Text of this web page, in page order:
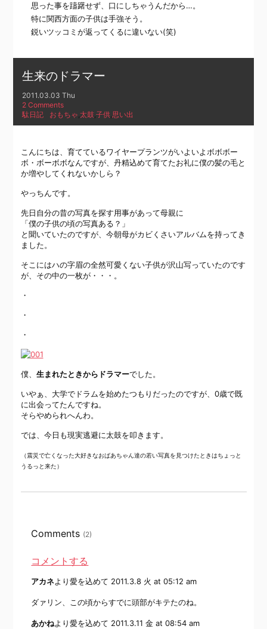
思った事を躊躇せず、口にしちゃうんだから…。
特に関西方面の子供は手強そう。
鋭いツッコミが返ってくるに違いない(笑)
生来のドラマー
2011.03.03 Thu
2 Comments
駄日記
おもちゃ,太鼓,子供,思い出
こんにちは、育てているワイヤープランツがいよいよボボボー
ボ・ボーボボなんですが、丹精込めて育てたお礼に僕の髪の毛と
か増やしてくれないかしら？
やっちんです。
先日自分の昔の写真を探す用事があって母親に
「僕の子供の頃の写真ある？」
と聞いていたのですが、今朝母がカビくさいアルバムを持ってき
ました。
そこにはハの字眉の全然可愛くない子供が沢山写っていたのです
が、その中の一枚が・・・。
・
・
・
僕、 生まれたときからドラマーでした。
いやぁ、大学でドラムを始めたつもりだったのですが、0歳で既
に出会ってたんですね。
そらやめられへんわ。
では、今日も現実逃避に太鼓を叩きます。
（震災で亡くなった大好きなおばあちゃん達の若い写真を見つけたときはちょっと
うるっと来た）
Comments (2)
コメントする
アカネより愛を込めて 2011.3.8 火 at 05:12 am
ダァリン、この頃からすでに頭部がキテたのね。
あかねより愛を込めて 2011.3.11 金 at 08:54 am